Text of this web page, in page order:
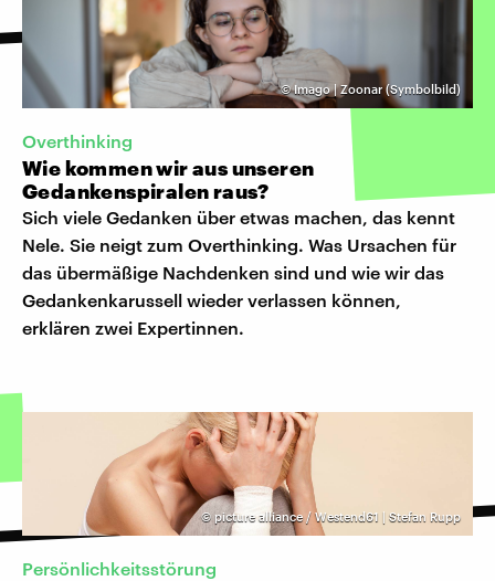
©Imago | Zoonar (Symbolbild)
Overthinking
Wie kommen wir aus unseren
Gedankenspiralen raus?
Sich viele Gedanken über etwas machen, das kennt
Nele. Sie neigt zum Overthinking. Was Ursachen für
das übermäßige Nachdenken sind und wie wir das
Gedankenkarussell wieder verlassen können,
erklären zwei Expertinnen.
© picture alliance / Westend61 | Stefan Rupp
Persönlichkeitsstörung